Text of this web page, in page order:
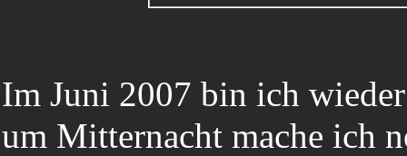
Im Juni 2007 bin ich
um Mitternacht mache ich